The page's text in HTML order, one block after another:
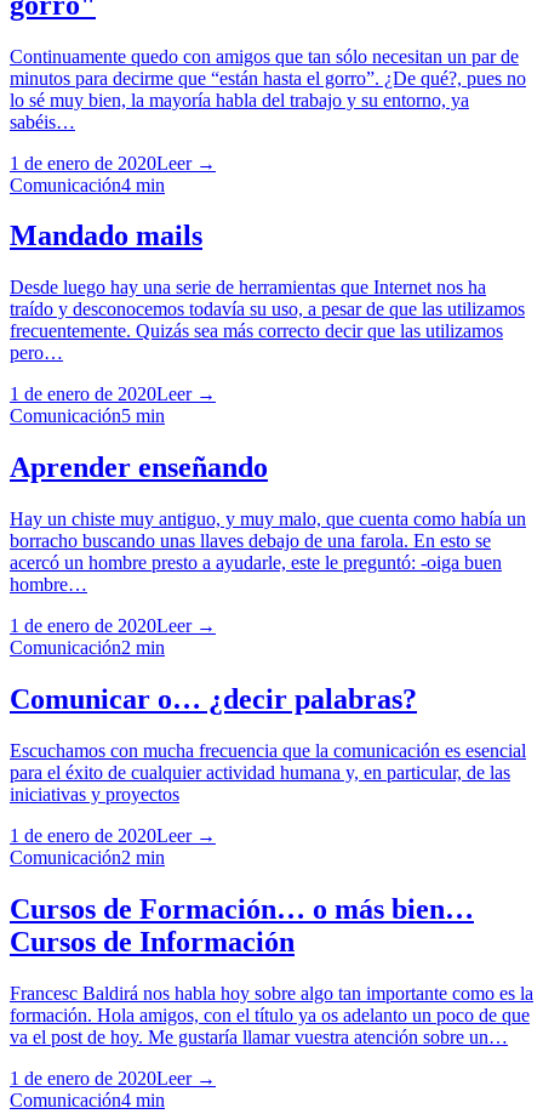
Continuamente quedo con amigos que tan sólo necesitan un par de
minutos para decirme que “están hasta el gorro”. ¿De qué?, pues no
lo sé muy bien, la mayoría habla del trabajo y su entorno, ya
sabéis…
1 de enero de 2020Leer →
Comunicación4 min
Mandado mails
Desde luego hay una serie de herramientas que Internet nos ha
traído y desconocemos todavía su uso, a pesar de que las utilizamos
frecuentemente. Quizás sea más correcto decir que las utilizamos
pero…
1 de enero de 2020Leer →
Comunicación5 min
Aprender enseñando
Hay un chiste muy antiguo, y muy malo, que cuenta como había un
borracho buscando unas llaves debajo de una farola. En esto se
acercó un hombre presto a ayudarle, este le preguntó: -oiga buen
hombre…
1 de enero de 2020Leer →
Comunicación2 min
Comunicar o… ¿decir palabras?
Escuchamos con mucha frecuencia que la comunicación es esencial
para el éxito de cualquier actividad humana y, en particular, de las
iniciativas y proyectos
1 de enero de 2020Leer →
Comunicación2 min
Cursos de Formación… o más bien…
Cursos de Información
Francesc Baldirá nos habla hoy sobre algo tan importante como es la
formación. Hola amigos, con el título ya os adelanto un poco de que
va el post de hoy. Me gustaría llamar vuestra atención sobre un…
1 de enero de 2020Leer →
Comunicación4 min